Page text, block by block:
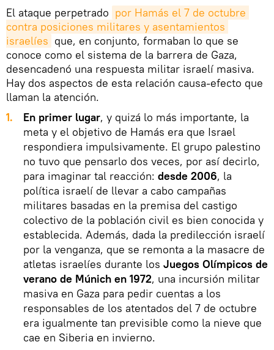
El ataque perpetrado por Hamás el 7 de octubre
contra posiciones militares y asentamientos
israelíes que, en conjunto, formaban lo que se
conoce como el sistema de la barrera de Gaza,
desencadenó una respuesta militar israelí masiva.
Hay dos aspectos de esta relación causa-efecto que
llaman la atención.
1.
En primer lugar, y quizá lo más importante, la
meta y el objetivo de Hamás era que Israel
respondiera impulsivamente. El grupo palestino
no tuvo que pensarlo dos veces, por así decirlo,
para imaginar tal reacción: desde 2006, la
política israelí de llevar a cabo campañas
militares basadas en la premisa del castigo
colectivo de la población civil es bien conocida y
establecida. Además, dada la predilección israelí
por la venganza, que se remonta a la masacre de
atletas israelíes durante los Juegos Olímpicos de
verano de Múnich en 1972, una incursión militar
masiva en Gaza para pedir cuentas a los
responsables de los atentados del 7 de octubre
era igualmente tan previsible como la nieve que
cae en Siberia en invierno.